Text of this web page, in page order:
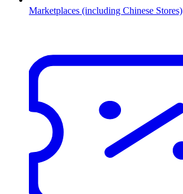
Marketplaces (including Chinese Stores)